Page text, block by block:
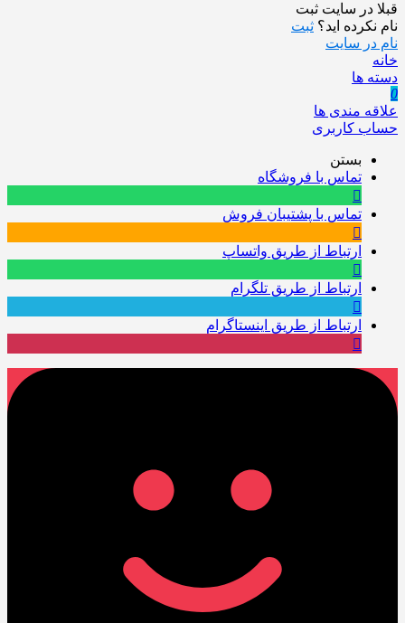
قبلا در سایت ثبت
نام نکرده اید؟ ثبت
نام در سایت
خانه
دسته ها
0
علاقه مندی ها
حساب کاربری
بستن
تماس با فروشگاه
تماس با پشتیبان فروش
ارتباط از طریق واتساپ
ارتباط از طریق تلگرام
ارتباط از طریق اینستاگرام